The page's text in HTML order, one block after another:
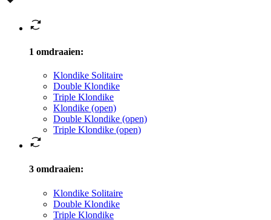
1 omdraaien:
Klondike Solitaire
Double Klondike
Triple Klondike
Klondike (open)
Double Klondike (open)
Triple Klondike (open)
3 omdraaien:
Klondike Solitaire
Double Klondike
Triple Klondike